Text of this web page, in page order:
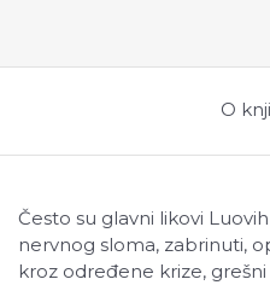
O
Često su glavni likovi
nervnog sloma, zabrinuti,
kroz određene krize,